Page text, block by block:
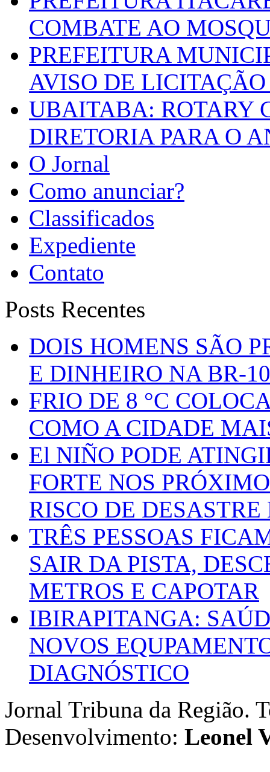
COMBATE AO
PREFEITURA
AVISO DE LICITAÇÃO
UBAITABA: ROTARY
DIRETORIA PARA O
O Jornal
Como anunciar?
Classificados
Expediente
Contato
Posts Recentes
DOIS HOMENS SÃO
E DINHEIRO NA BR-
FRIO DE 8 °C
COMO A CIDADE
El NIÑO PODE
FORTE NOS
RISCO DE
TRÊS PESSOAS
SAIR DA PISTA,
METROS E CAPOTAR
IBIRAPITANGA:
NOVOS
DIAGNÓSTICO
Jornal Tribuna da Região.
Desenvolvimento: Leonel